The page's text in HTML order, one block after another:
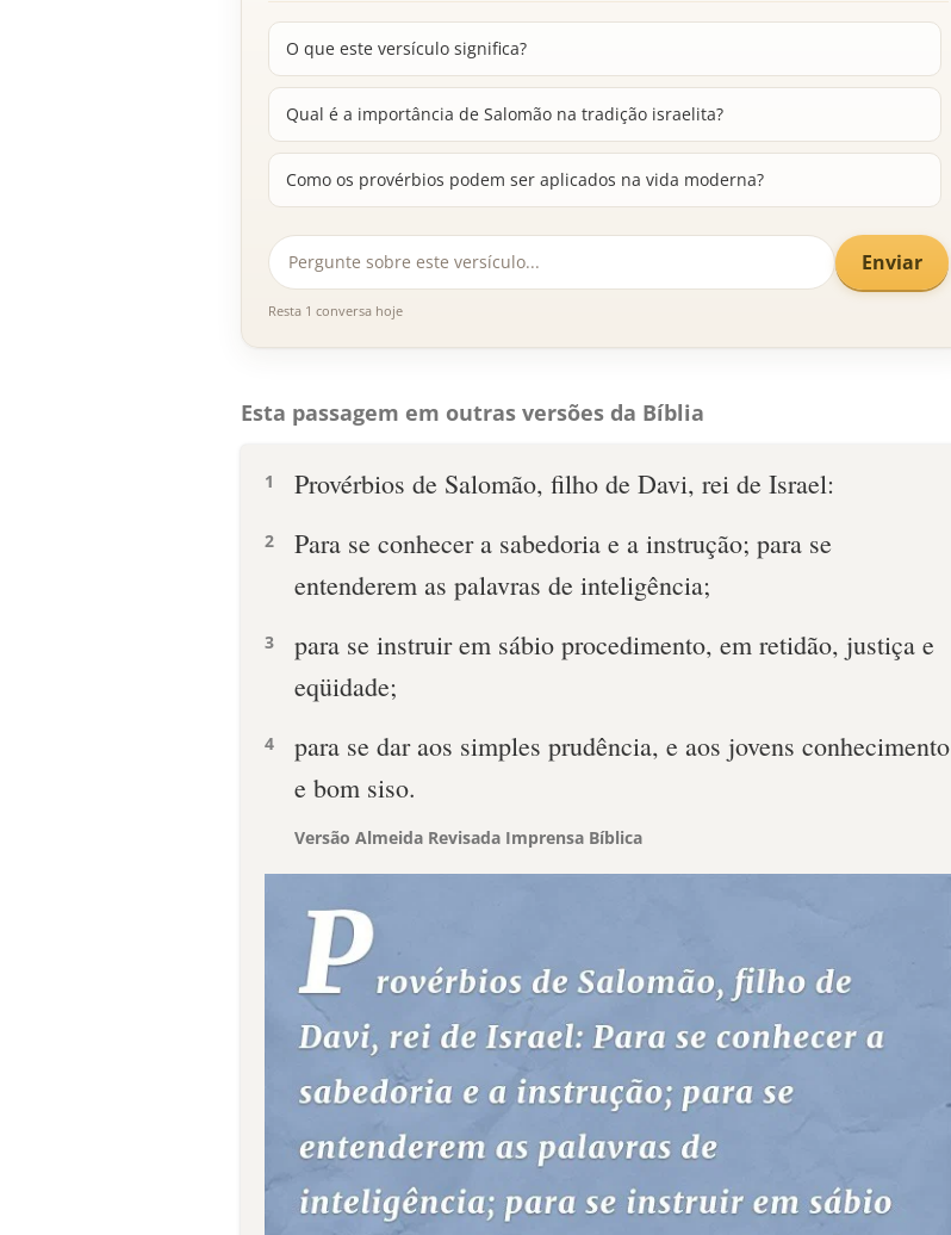
O que este versículo significa?
Qual é a importância de Salomão na tradição israelita?
Como os provérbios podem ser aplicados na vida moderna?
Enviar
Resta 1 conversa hoje
Esta passagem em outras versões da Bíblia
1 Provérbios de Salomão, filho de Davi, rei de Israel:
2
Para se conhecer a sabedoria e a instrução; para se
entenderem as palavras de inteligência;
3
para se instruir em sábio procedimento, em retidão, justiça e
eqüidade;
4
para se dar aos simples prudência, e aos jovens conhecimento
e bom siso.
Versão Almeida Revisada Imprensa Bíblica